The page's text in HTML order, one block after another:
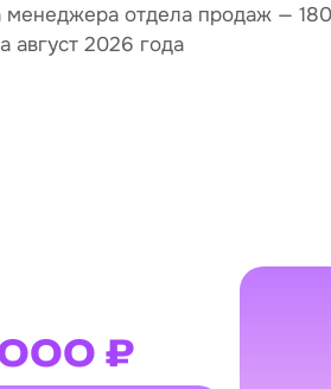
менеджера отдела продаж —
август 2026 года
000 ₽